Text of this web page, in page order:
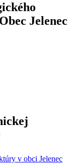
Jelenec